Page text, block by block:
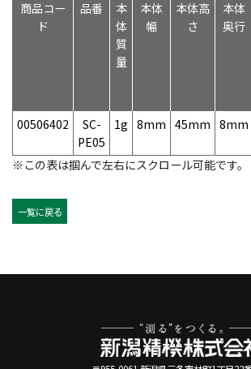
商品コー
ド
品番
本
体
質
量
本体
幅
本体高
さ
本体
奥行
00506402
SC-
PE05
1g 8mm 45mm 8mm
※この表は掴んで左右にスクロール可能です。
一覧に戻る